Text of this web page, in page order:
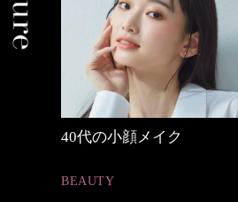
働く女性のバッグの中身
FASHION